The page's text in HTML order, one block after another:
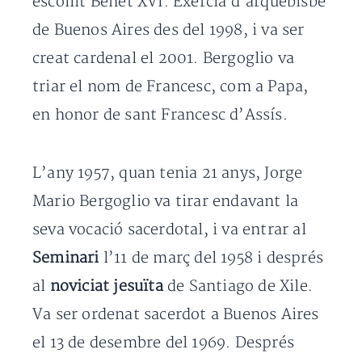
de Buenos Aires des del 1998, i va ser
creat cardenal el 2001. Bergoglio va
triar el nom de Francesc, com a Papa,
en honor de sant Francesc d’Assís.
L’any 1957, quan tenia 21 anys, Jorge
Mario Bergoglio va tirar endavant la
seva vocació sacerdotal, i va entrar al
Seminaril’11 de març del 1958 i després
al noviciat jesuïta de Santiago de Xile.
Va ser ordenat sacerdot a Buenos Aires
el 13 de desembre del 1969. Després